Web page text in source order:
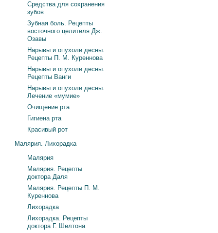
Средства для сохранения
зубов
Зубная боль. Рецепты
восточного целителя Дж.
Озавы
Нарывы и опухоли десны.
Рецепты П. М. Куреннова
Нарывы и опухоли десны.
Рецепты Ванги
Нарывы и опухоли десны.
Лечение «мумие»
Очищение рта
Гигиена рта
Красивый рот
Малярия. Лихорадка
Малярия
Малярия. Рецепты
доктора Даля
Малярия. Рецепты П. М.
Куреннова
Лихорадка
Лихорадка. Рецепты
доктора Г. Шелтона